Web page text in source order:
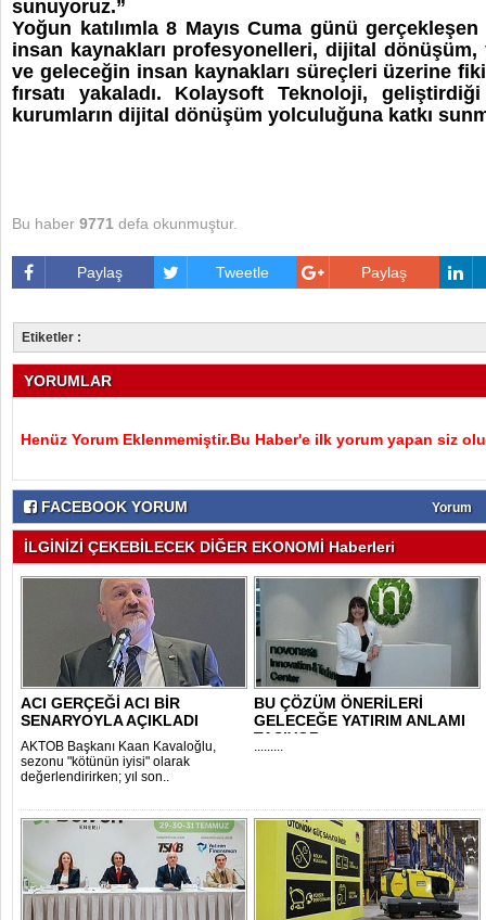
sunuyoruz.”
Yoğun katılımla 8 Mayıs Cuma günü
insan kaynakları profesyonelleri, dijital
ve geleceğin insan kaynakları süreçleri üzerine
fırsatı yakaladı. Kolaysoft Teknoloji,
kurumların dijital dönüşüm yolculuğuna katkı
Bu haber 9771 defa okunmuştur.
Paylaş Tweetle Paylaş
Etiketler :
YORUMLAR
Henüz Yorum Eklenmemiştir.Bu Haber'e ilk yorum yapan siz
FACEBOOK YORUM Yorum
İLGİNİZİ ÇEKEBİLECEK DİĞER EKONOMİ Haberleri
ACI GERÇEĞİ ACI BİR
SENARYOYLA AÇIKLADI
AKTOB Başkanı Kaan Kavaloğlu,
sezonu "kötünün iyisi" olarak
değerlendirirken; yıl son..
BU ÇÖZÜM ÖNERİLERİ
GELECEĞE YATIRIM ANLAMI
TAŞIYOR
.........